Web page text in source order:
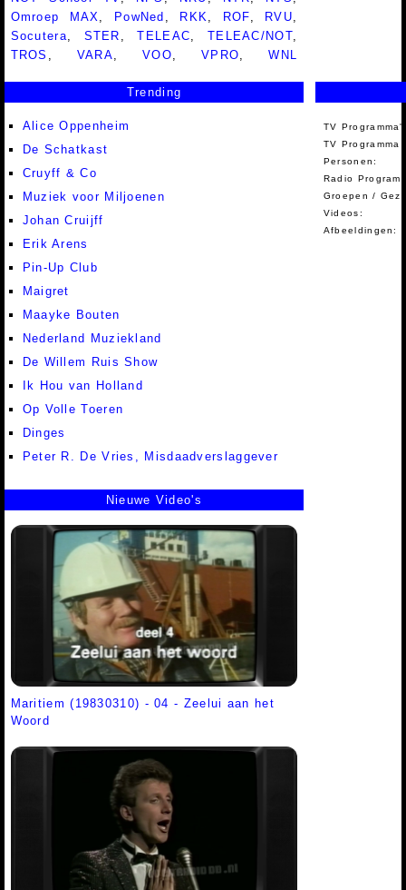
Omroep MAX
PowNed RKK ROF RVU
Socutera
STER ,TELEAC TELEAC/NOT
TROS
VARA ,VOO ,VPRO ,WNL
Trending
Alice Oppenheim
De Schatkast
Cruyff & Co
Muziek voor Miljoenen
Johan Cruijff
Erik Arens
Pin-Up Club
Maigret
Maayke Bouten
Nederland Muziekland
De Willem Ruis Show
Ik Hou van Holland
Op Volle Toeren
Dinges
Peter R. De Vries, Misdaadverslaggever
TV
TV Programma
Personen:
Radio
Groepen /
Videos:
Afbeeldingen:
Nieuwe Video's
Maritiem (19830310) - 04 - Zeelui aan het
Woord